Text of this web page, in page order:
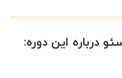
درباره این دوره: